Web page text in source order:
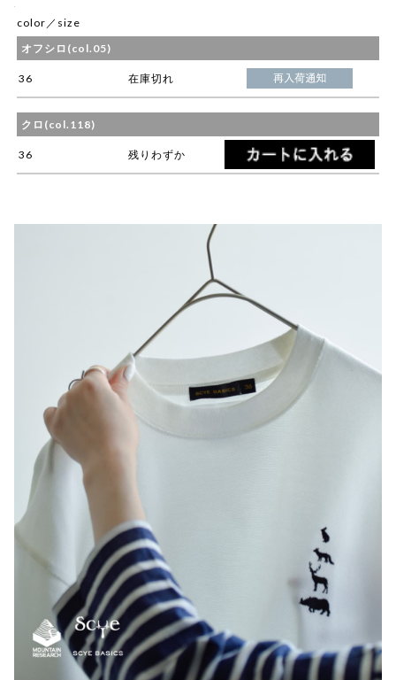
color／size
オフシロ(col.05)
36 在庫切れ
クロ(col.118)
36 残りわずか